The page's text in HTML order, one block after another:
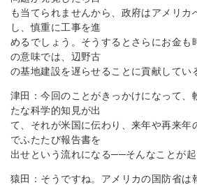
も当てられませんから、政府はアメリカ
し、慎重に工事を進
めるでしょう。そうするとさらにお金も
の意味では、辺野古
の基地建設を遅らせることに貢献してい
津田：今回のことがきっかけになって、
たな科学的知見が出
て、それが米国に伝わり、来年や再来年
でふたたび報告書を
出せという流れになる──そんなことが起
猿田：そうですね。アメリカの国防省は